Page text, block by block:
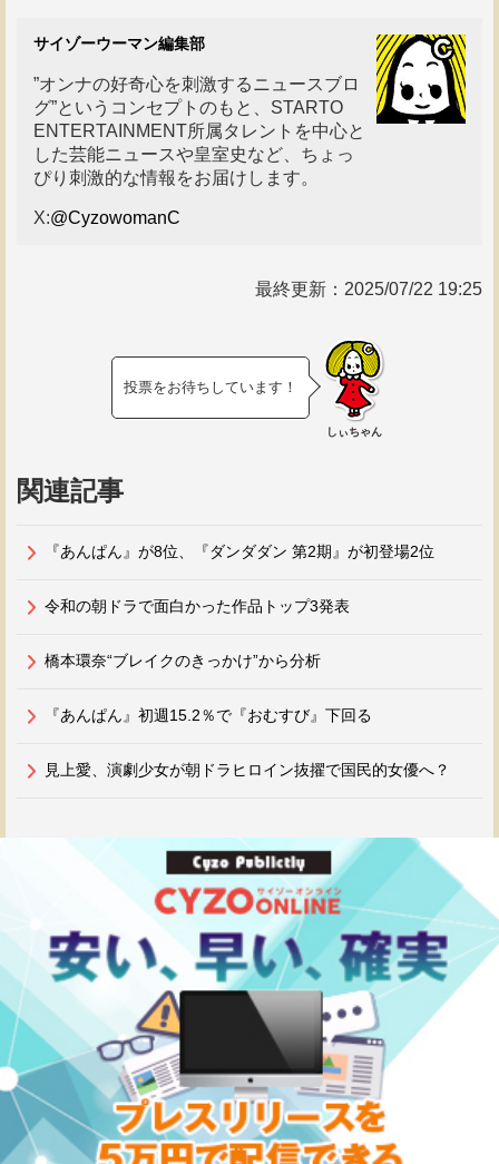
サイゾーウーマン編集部
”オンナの好奇心を刺激するニュースブロ
グ”というコンセプトのもと、STARTO
ENTERTAINMENT所属タレントを中心と
した芸能ニュースや皇室史など、ちょっ
ぴり刺激的な情報をお届けします。
X:@CyzowomanC
最終更新： 2025/07/22 19:25
投票をお待ちしています！
しぃちゃん
関連記事
『あんぱん』が8位、『ダンダダン 第2期』が初登場2位
令和の朝ドラで面白かった作品トップ3発表
橋本環奈“ブレイクのきっかけ”から分析
『あんぱん』初週15.2％で『おむすび』下回る
見上愛、演劇少女が朝ドラヒロイン抜擢で国民的女優へ？